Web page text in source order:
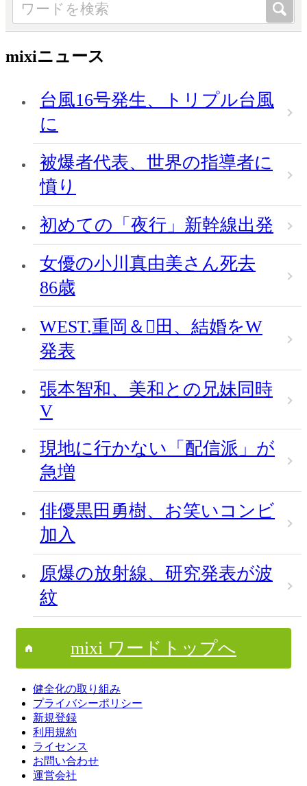
mixiニュース
台風16号発生、トリプル台風
に
被爆者代表、世界の指導者に
憤り
初めての「夜行」新幹線出発
女優の小川真由美さん死去
86歳
WEST.重岡＆田、結婚をW
発表
張本智和、美和との兄妹同時
V
現地に行かない「配信派」が
急増
俳優黒田勇樹、お笑いコンビ
加入
原爆の放射線、研究発表が波
紋
mixi ワードトップへ
健全化の取り組み
プライバシーポリシー
新規登録
利用規約
ライセンス
お問い合わせ
運営会社